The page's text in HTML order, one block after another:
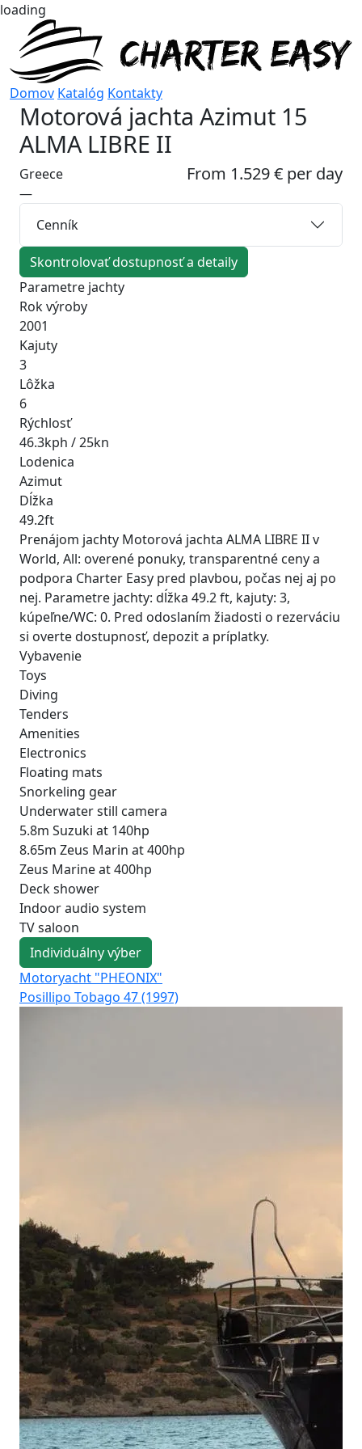
loading
Domov Katalóg Kontakty
Motorová jachta Azimut 15
ALMA LIBRE II
From 1.529 € per day
Greece
—
Cenník
Skontrolovať dostupnosť a detaily
Parametre jachty
Rok výroby
2001
Kajuty
3
Lôžka
6
Rýchlosť
46.3kph / 25kn
Lodenica
Azimut
Dĺžka
49.2ft
Prenájom jachty Motorová jachta ALMA LIBRE II v
World, All: overené ponuky, transparentné ceny a
podpora Charter Easy pred plavbou, počas nej aj po
nej. Parametre jachty: dĺžka 49.2 ft, kajuty: 3,
kúpeľne/WC: 0. Pred odoslaním žiadosti o rezerváciu
si overte dostupnosť, depozit a príplatky.
Vybavenie
Toys
Diving
Tenders
Amenities
Electronics
Floating mats
Snorkeling gear
Underwater still camera
5.8m Suzuki at 140hp
8.65m Zeus Marin at 400hp
Zeus Marine at 400hp
Deck shower
Indoor audio system
TV saloon
Individuálny výber
Motoryacht "PHEONIX"
Posillipo Tobago 47 (1997)